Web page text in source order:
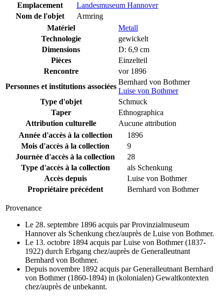
Emplacement
Landesmuseum Hannover
Nom de l'objet
Armring
Matériel
Metall
Technologie
gewickelt
Dimensions
D: 6,9 cm
Pièces
Einzelteil
Rencontre
vor 1896
Personnes et institutions associées
Bernhard von Bothmer
Luise von Bothmer
Type d'objet
Schmuck
Taper
Ethnographica
Attribution culturelle
Aucune attribution
Année d'accès à la collection
1896
Mois d'accès à la collection
9
Journée d'accès à la collection
28
Type d'accès à la collection
als Schenkung
Accès depuis
Luise von Bothmer
Propriétaire précédent
Bernhard von Bothmer
Provenance
Le 28. septembre 1896 acquis par Provinzialmuseum
Hannover als Schenkung chez/auprès de Luise von Bothmer.
Le 13. octobre 1894 acquis par Luise von Bothmer (1837-
1922) durch Erbgang chez/auprès de Generalleutnant
Bernhard von Bothmer.
Depuis novembre 1892 acquis par Generalleutnant Bernhard
von Bothmer (1860-1894) in (kolonialen) Gewaltkontexten
chez/auprès de unbekannt.